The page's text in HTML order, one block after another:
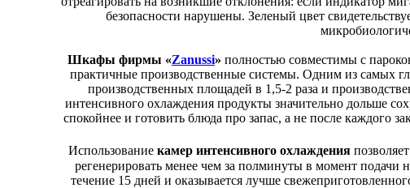
безопасности нарушены. Зеленый цвет
Шкафы фирмы «Zanussi» полностью совместимы с
практичные производственные системы. Одним из самых
производственных площадей в 1,5-2 раза и
интенсивного охлаждения продукты значительно дольше
спокойнее и готовить блюда про запас, а не после каждого
Использование камер интенсивного охлаждения
регенерировать менее чем за полминуты в момент подачи
течение 15 дней и оказывается лучше